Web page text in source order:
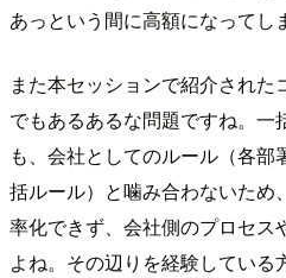
あっという間に高額になってし
また本セッションで紹介され
でもあるあるな問題ですね。一
も、会社としてのルール（各
括ルール）と噛み合わないため
率化できず、会社側のプロセス
よね。その辺りを経験している